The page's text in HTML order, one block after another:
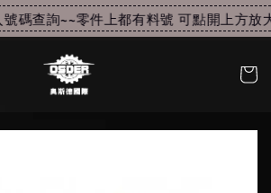
碼查詢~~零件上都有料號 可點開上方放